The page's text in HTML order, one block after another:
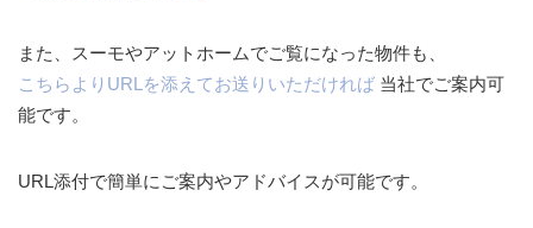
また、スーモやアットホームでご覧になった物件も、
こちらよりURLを添えてお送りいただければ 当社でご案内可
能です。
URL添付で簡単にご案内やアドバイスが可能です。